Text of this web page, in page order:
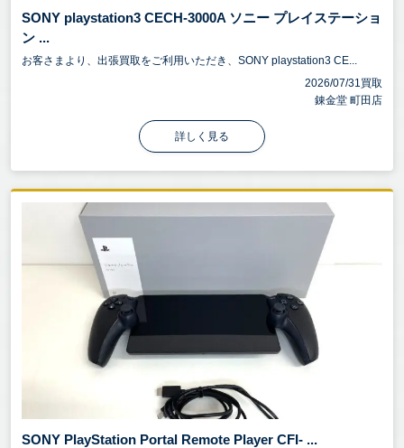
SONY playstation3 CECH-3000A ソニー プレイステーショ
ン ...
お客さまより、出張買取をご利用いただき、SONY playstation3 CE...
2026/07/31買取
錬金堂 町田店
詳しく見る
SONY PlayStation Portal Remote Player CFI- ...